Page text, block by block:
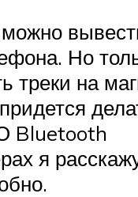
Но
треки на
Bluetooth
я